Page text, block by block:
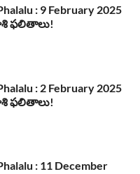
: 9 February 2025
ఫలితాలు!
: 2 February 2025
ఫలితాలు!
: 11 December